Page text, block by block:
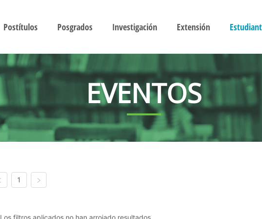
Postítulos Posgrados Investigación Extensión
EVENTOS
1
Los filtros aplicados no han arrojado resultados